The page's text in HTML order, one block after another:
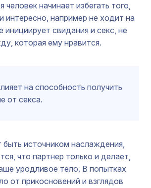
человек начинает избегать того,
интересно, например не ходит на
инициирует свидания и секс, не
которая ему нравится.
на способность получить
от секса.
быть источником наслаждения,
что партнер только и делает,
уродливое тело. В попытках
от прикосновений и взглядов